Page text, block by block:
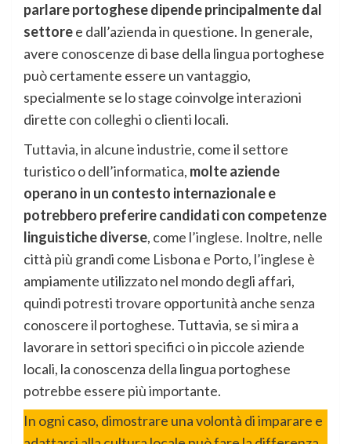
parlare portoghese dipende principalmente dal
settoree dall’azienda in questione. In generale,
avere conoscenze di base della lingua portoghese
può certamente essere un vantaggio,
specialmente se lo stage coinvolge interazioni
dirette con colleghi o clienti locali.
Tuttavia, in alcune industrie, come il settore
turistico o dell’informatica, molte aziende
operano in un contesto internazionale e
potrebbero preferire candidati con competenze
linguistiche diverse, come l’inglese. Inoltre, nelle
città più grandi come Lisbona e Porto, l’inglese è
ampiamente utilizzato nel mondo degli affari,
quindi potresti trovare opportunità anche senza
conoscere il portoghese. Tuttavia, se si mira a
lavorare in settori specifici o in piccole aziende
locali, la conoscenza della lingua portoghese
potrebbe essere più importante.
In ogni caso, dimostrare una volontà di imparare e